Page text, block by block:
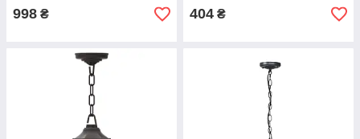
998 ₴ 404 ₴